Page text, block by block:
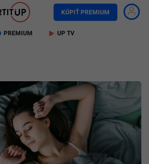
KÚPIŤ PREMIUM
PREMIUM UP TV